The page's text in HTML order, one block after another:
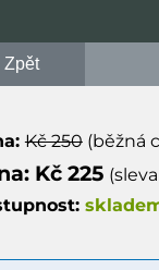
Zpět
Kč 250(běžná
Kč 225